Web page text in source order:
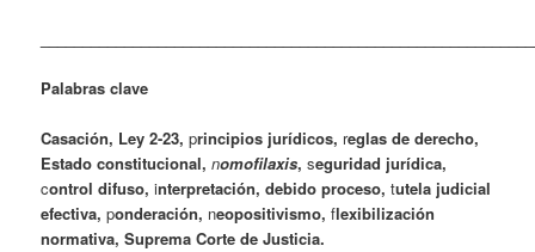
Palabras clave
Casación, Ley 2-23,principios jurídicos, reglas de derecho,
Estado constitucional,nomofilaxis,seguridad jurídica,
control difuso,interpretación, debido proceso,tutela judicial
efectiva,ponderación, neopositivismo,flexibilización
normativa,Suprema Corte de Justicia.